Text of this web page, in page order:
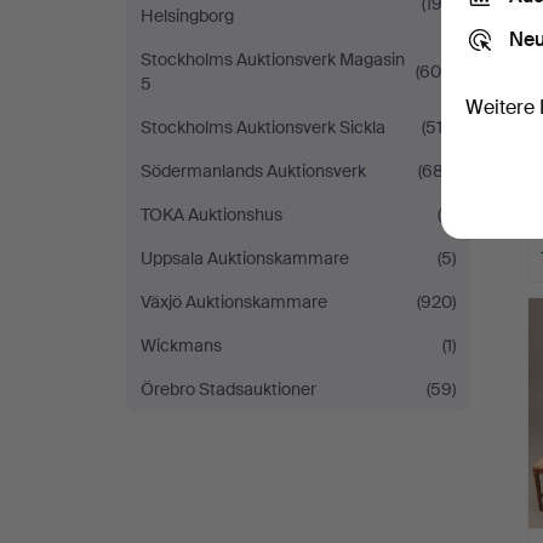
Helsingborg
Stockholms Auktionsverk Magasin
5
(600)
Stockholms Auktionsverk Sickla
(512)
Södermanlands Auktionsverk
(687)
TOKA Auktionshus
(6)
Uppsala Auktionskammare
(5)
Växjö Auktionskammare
(920)
Wickmans
(1)
Örebro Stadsauktioner
(59)
Weitere